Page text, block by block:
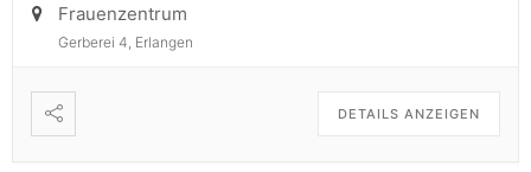
Frauenzentrum
Gerberei 4, Erlangen
DETAILS ANZEIGEN